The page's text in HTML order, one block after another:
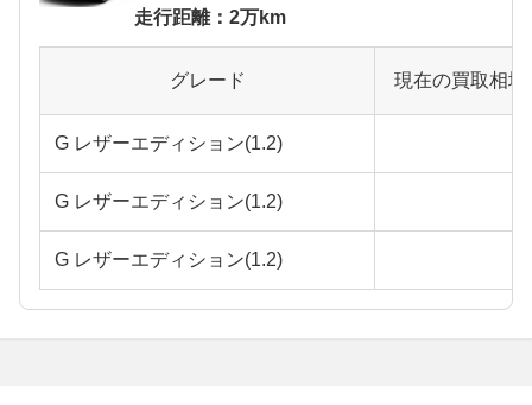
走行距離：2万km
グレード 現在の買取相
G レザーエディション(1.2)
G レザーエディション(1.2)
G レザーエディション(1.2)